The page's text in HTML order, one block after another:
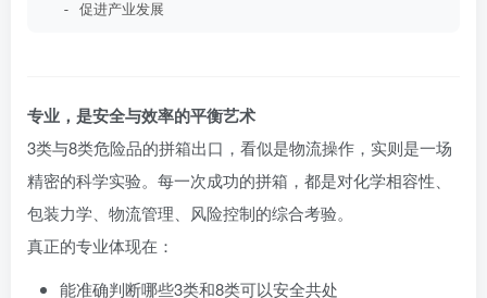
  - 促进产业发展
专业，是安全与效率的平衡艺术
3类与8类危险品的拼箱出口，看似是物流操作，实则是一场
精密的科学实验。每一次成功的拼箱，都是对化学相容性、
包装力学、物流管理、风险控制的综合考验。
真正的专业体现在：
能准确判断哪些3类和8类可以安全共处